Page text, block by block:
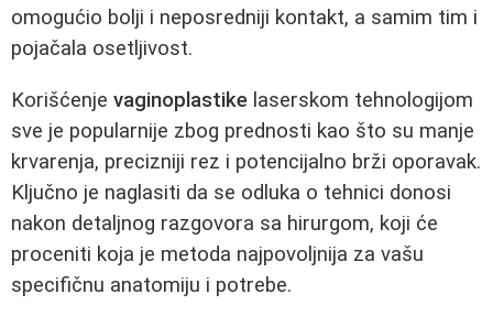
omogućio bolji i neposredniji kontakt, a samim tim i
pojačala osetljivost.
Korišćenje vaginoplastike laserskom tehnologijom
sve je popularnije zbog prednosti kao što su manje
krvarenja, precizniji rez i potencijalno brži oporavak.
Ključno je naglasiti da se odluka o tehnici donosi
nakon detaljnog razgovora sa hirurgom, koji će
proceniti koja je metoda najpovoljnija za vašu
specifičnu anatomiju i potrebe.